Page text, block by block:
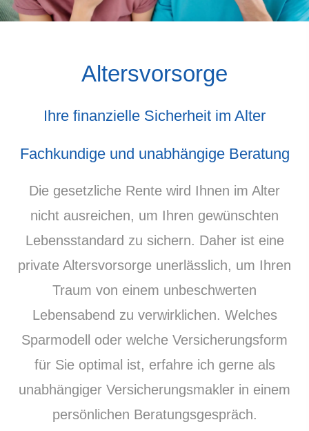
Alters­vorsorge
Ihre finanzielle Sicherheit im Alter
Fachkundige und unabhängige Beratung
Die gesetzliche Rente wird Ihnen im Alter
nicht ausreichen, um Ihren gewünschten
Lebensstandard zu sichern. Daher ist eine
private Alters­vorsorge unerlässlich, um Ihren
Traum von einem unbeschwerten
Lebensabend zu verwirklichen. Welches
Sparmodell oder welche Versicherungsform
für Sie optimal ist, erfahre ich gerne als
unabhängiger Ver­sicherungs­makler in einem
persönlichen Beratungsgespräch.